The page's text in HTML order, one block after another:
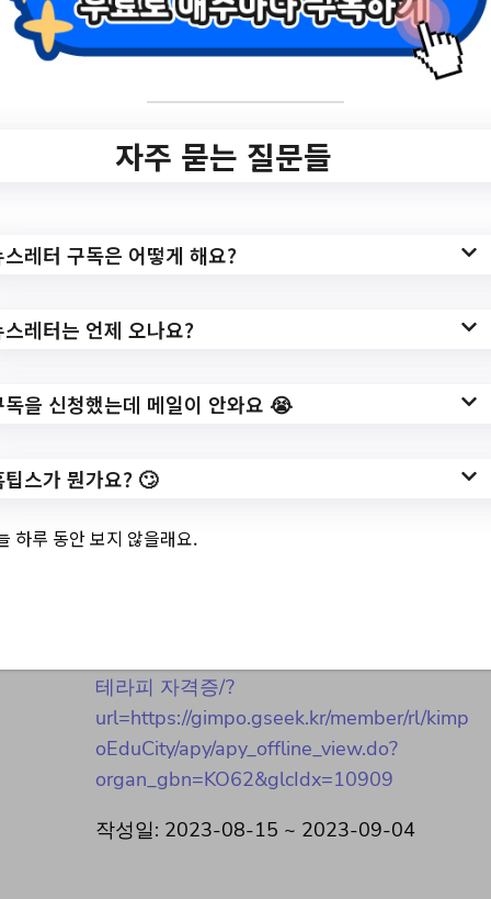
https://www.hometip.so/bridge/[고촌
읍]2023.3기.바른자세척추운동/?
url=https://gimpo.gseek.kr/member/rl/kimp
oEduCity/apy/apy_offline_view.do?
organ_gbn=KO51&glcIdx=11054
3. [운양동]2023.3기.
및 아로마테라피 자
격증
테라피 자격증/?
url=https://gimpo.gseek.kr/member/rl/kimp
oEduCity/apy/apy_offline_view.do?
organ_gbn=KO62&glcIdx=10909
작성일: 2023-08-15 ~ 2023-09-04
자주 묻는 질문들
스레터 구독은 어떻게 해요?
스레터는 언제 오나요?
독을 신청했는데 메일이 안와요 😭
팁스가 뭔가요? 🙄
하루 동안 보지 않을래요.